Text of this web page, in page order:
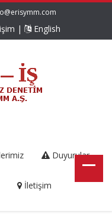
| English
Duyurular
İletişim